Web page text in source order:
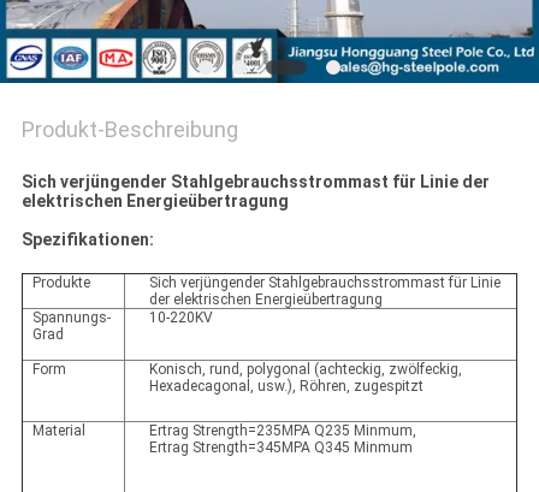
BESTIMMUNGEN
Produkt-Beschreibung
Sich verjüngender Stahlgebrauchsstrommast für Linie der
elektrischen Energieübertragung
Spezifikationen:
Produkte
Sich verjüngender Stahlgebrauchsstrommast für Linie
der elektrischen Energieübertragung
Spannungs-
Grad
10-220KV
Form
Konisch, rund, polygonal (achteckig, zwölfeckig,
Hexadecagonal, usw.), Röhren, zugespitzt
Material
Ertrag Strength=235MPA Q235 Minmum,
Ertrag Strength=345MPA Q345 Minmum